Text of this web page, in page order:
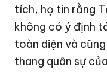
tích, họ tin rằng
không có ý định
toàn diện và
thang quân sự